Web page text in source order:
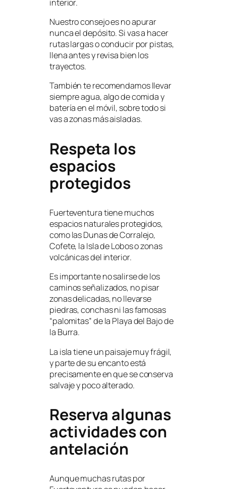
interior.
Nuestro consejo es no apurar
nunca el depósito. Si vas a hacer
rutas largas o conducir por pistas,
llena antes y revisa bien los
trayectos.
También te recomendamos llevar
siempre agua, algo de comida y
batería en el móvil, sobre todo si
vas a zonas más aisladas.
Respeta los
espacios
protegidos
Fuerteventura tiene muchos
espacios naturales protegidos,
como las Dunas de Corralejo,
Cofete, la Isla de Lobos o zonas
volcánicas del interior.
Es importante no salirse de los
caminos señalizados, no pisar
zonas delicadas, no llevarse
piedras, conchas ni las famosas
“palomitas” de la Playa del Bajo de
la Burra.
La isla tiene un paisaje muy frágil,
y parte de su encanto está
precisamente en que se conserva
salvaje y poco alterado.
Reserva algunas
actividades con
antelación
Aunque muchas rutas por